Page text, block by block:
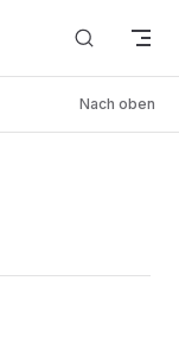
Nach oben